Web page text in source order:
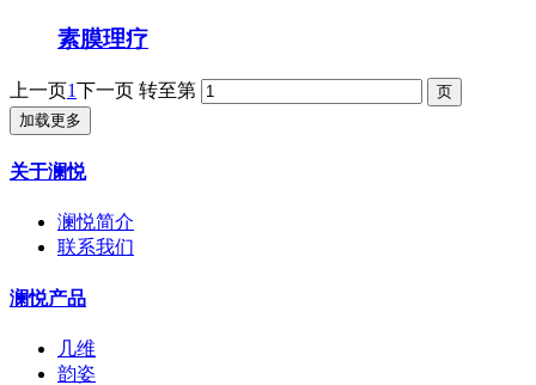
素膜理疗
上一页1下一页 转至第
加载更多
关于澜悦
澜悦简介
联系我们
澜悦产品
几维
韵姿